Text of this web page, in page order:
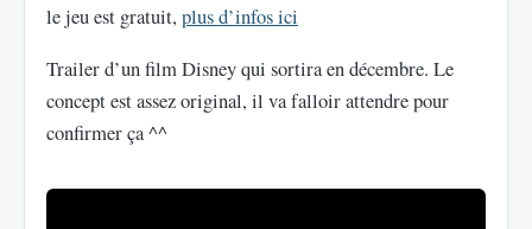
le jeu est gratuit,plus d’infos ici
Trailer d’un film Disney qui sortira en décembre. Le
concept est assez original, il va falloir attendre pour
confirmer ça ^^